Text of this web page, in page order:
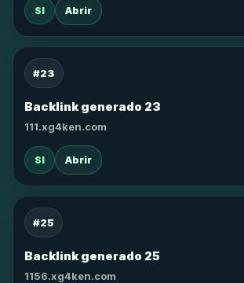
SI Abrir
#23
Backlink generado 23
111.xg4ken.com
SI Abrir
#25
Backlink generado 25
1156.xg4ken.com